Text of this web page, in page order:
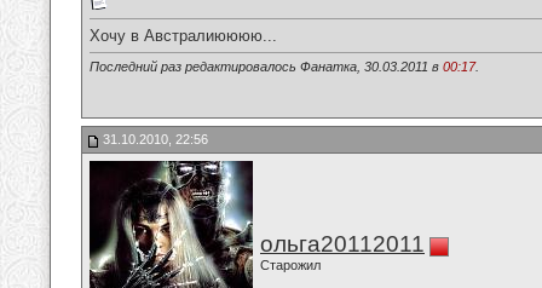
Хочу в Австралиюююю...
Последний раз редактировалось Фанатка, 30.03.2011 в 00:17.
31.10.2010, 22:56
ольга20112011
Старожил